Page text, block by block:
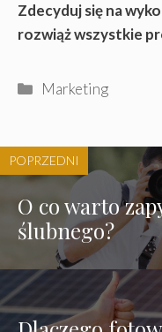
Zdecyduj się na
rozwiąż wszystkie
Kategorie
Marketing
POPRZEDNI
O co warto
ślubnego?